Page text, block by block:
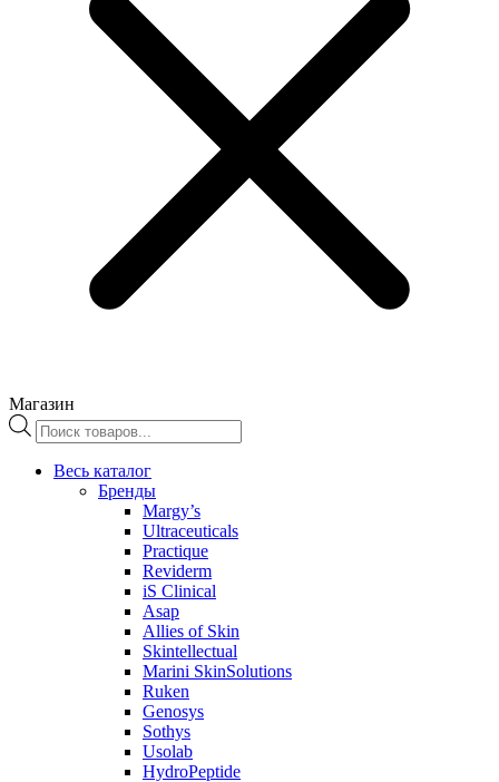
Магазин
Поиск
товаров
Весь каталог
Бренды
Margy’s
Ultraceuticals
Practique
Reviderm
iS Clinical
Asap
Allies of Skin
Skintellectual
Marini SkinSolutions
Ruken
Genosys
Sothys
Usolab
HydroPeptide